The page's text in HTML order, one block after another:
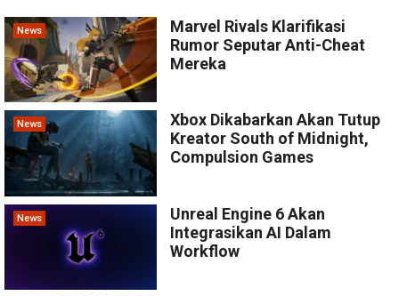
News
Marvel Rivals Klarifikasi
Rumor Seputar Anti-Cheat
Mereka
News
Xbox Dikabarkan Akan Tutup
Kreator South of Midnight,
Compulsion Games
News
Unreal Engine 6 Akan
Integrasikan AI Dalam
Workflow